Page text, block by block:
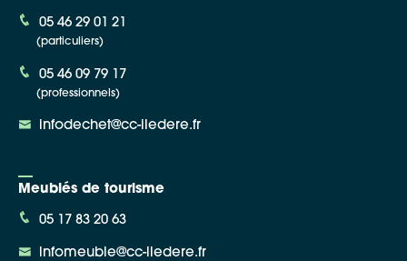
05 46 29 01 21
(particuliers)
05 46 09 79 17
(professionnels)
infodechet@cc-iledere.fr
Meublés de tourisme
05 17 83 20 63
infomeuble@cc-iledere.fr